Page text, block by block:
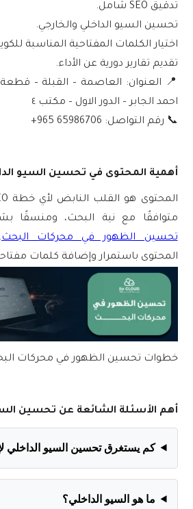
تدقيق SEO شامل.
تحسين السيو الداخلي والخارجي.
اختيار الكلمات المفتاحية المناسبة
تقديم تقارير دورية عن الأداء.
📍 العنوان:
احمد الجابر – الدور الاول – مكتب ٤
📞 رقم التواصل:
أهمية المحتوى في تحسين السيو
متوافقًا مع نية البحث، ومنسقًا
تحسين الظهور في محركات البحث
المحتوى باستمرار وإضافة كلمات
خطوات تحسين الظهور في محركات
أهم الأسئلة الشائعة عن تحسين
كم يستغرق تحسين السيو الداخلي
ما هو السيو الداخلي؟